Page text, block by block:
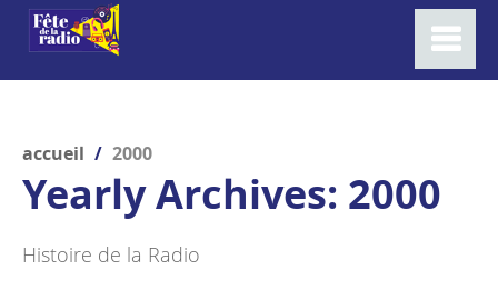
accueil / 2000
Yearly Archives: 2000
Histoire de la Radio